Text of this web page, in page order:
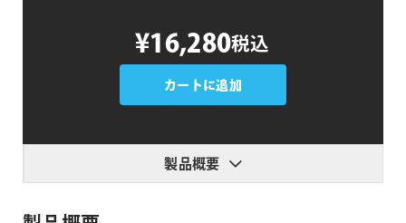
¥16,280税込
カートに追加
製品概要